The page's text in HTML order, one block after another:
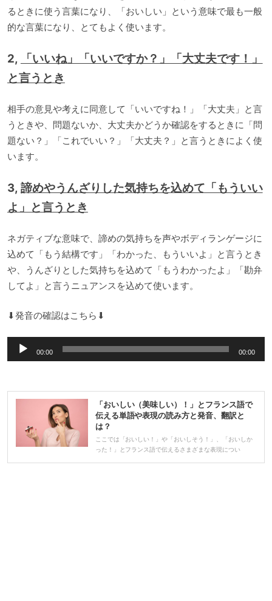
るときに使う言葉になり、「おいしい」という意味で最も一般
的な言葉になり、とてもよく使います。
2,
「いいね」「いいですか？」「大丈夫です！」
と言うとき
相手の意見や考えに同意して「いいですね！」「大丈夫」と言
うときや、問題ないか、大丈夫かどうか確認をするときに「問
題ない？」「これでいい？」「大丈夫？」と言うときによく使
います。
3, 諦めやうんざりした気持ちを込めて「もういい
よ」と言うとき
ネガティブな意味で、諦めの気持ちを声やボディランゲージに
込めて「もう結構です」「わかった、もういいよ」と言うとき
や、うんざりとした気持ちを込めて「もうわかったよ」「勘弁
してよ」と言うニュアンスを込めて使います。
⬇︎発音の確認はこちら⬇︎
声
レ
ー
00:00 00:00
「おいしい（美味しい）！」とフランス語で
伝える単語や表現の読み方と発音、翻訳と
は？
ここでは「おいしい！」や「おいしそう！」、「おいしか
った！」とフランス語で伝えるさまざまな表現につい